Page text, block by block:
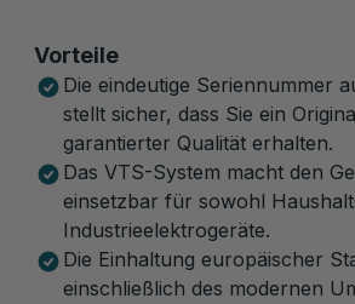
Vorteile
Die eindeutige Seriennummer
stellt sicher, dass Sie ein
garantierter Qualität erhalten.
Das VTS-System macht den
einsetzbar für sowohl
Industrieelektrogeräte.
Die Einhaltung europäischer
einschließlich des modernen